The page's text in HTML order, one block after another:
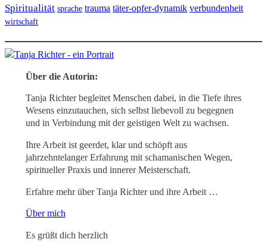
Spiritualität sprache trauma täter-opfer-dynamik verbundenheit
wirtschaft
Über die Autorin:
Tanja Richter begleitet Menschen dabei, in die Tiefe ihres
Wesens einzutauchen, sich selbst liebevoll zu begegnen
und in Verbindung mit der geistigen Welt zu wachsen.
Ihre Arbeit ist geerdet, klar und schöpft aus
jahrzehntelanger Erfahrung mit schamanischen Wegen,
spiritueller Praxis und innerer Meisterschaft.
Erfahre mehr über Tanja Richter und ihre Arbeit …
Über mich
Es grüßt dich herzlich